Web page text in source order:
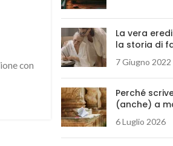
con
La vera
la storia di
7 Giugno 2022
Perché
(anche) a
6 Luglio 2026